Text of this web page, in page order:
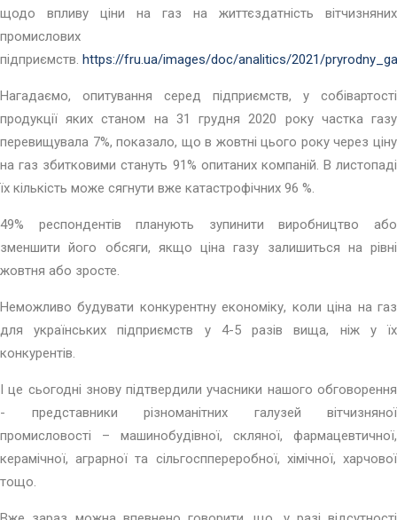
щодо впливу ціни на газ на життєздатність вітчизняних
промислових
підприємств. https://fru.ua/images/doc/analitics/2021/
Нагадаємо, опитування серед підприємств, у собівартості
продукції яких станом на 31 грудня 2020 року частка газу
перевищувала 7%, показало, що в жовтні цього року через ціну
на газ збитковими стануть 91% опитаних компаній. В листопаді
їх кількість може сягнути вже катастрофічних 96 %.
49% респондентів планують зупинити виробництво або
зменшити його обсяги, якщо ціна газу залишиться на рівні
жовтня або зросте.
Неможливо будувати конкурентну економіку, коли ціна на газ
для українських підприємств у 4-5 разів вища, ніж у їх
конкурентів.
І це сьогодні знову підтвердили учасники нашого обговорення
- представники різноманітних галузей вітчизняної
промисловості – машинобудівної, скляної, фармацевтичної,
керамічної, аграрної та сільгосппереробної, хімічної, харчової
тощо.